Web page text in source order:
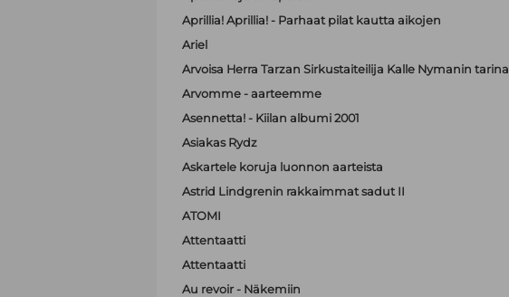
Aprillia! Aprillia! - Parhaat pilat kautta aikojen
Ariel
Arvoisa Herra Tarzan Sirkustaiteilija Kalle Nymanin tarina
Arvomme - aarteemme
Asennetta! - Kiilan albumi 2001
Asiakas Rydz
Askartele koruja luonnon aarteista
Astrid Lindgrenin rakkaimmat sadut II
ATOMI
Attentaatti
Attentaatti
Au revoir - Näkemiin